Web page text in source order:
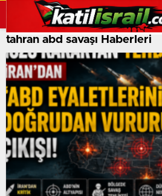
tahran abd savaşı Haberleri